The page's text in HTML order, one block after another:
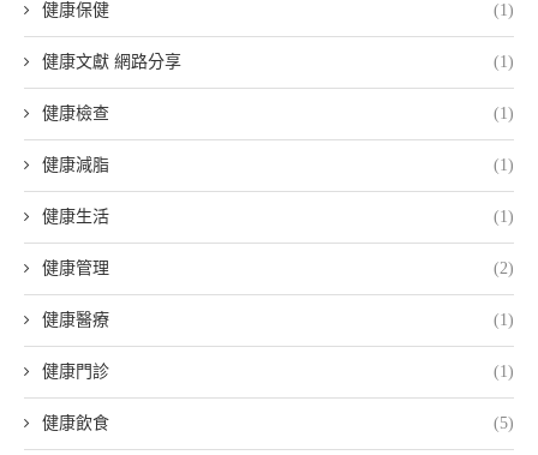
健康保健 (1)
健康文獻 網路分享 (1)
健康檢查 (1)
健康減脂 (1)
健康生活 (1)
健康管理 (2)
健康醫療 (1)
健康門診 (1)
健康飲食 (5)